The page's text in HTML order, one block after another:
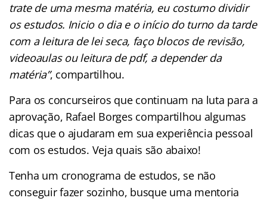
trate de uma mesma matéria, eu costumo dividir
os estudos. Inicio o dia e o início do turno da tarde
com a leitura de lei seca, faço blocos de revisão,
videoaulas ou leitura de pdf, a depender da
matéria”, compartilhou.
Para os concurseiros que continuam na luta para a
aprovação, Rafael Borges compartilhou algumas
dicas que o ajudaram em sua experiência pessoal
com os estudos. Veja quais são abaixo!
Tenha um cronograma de estudos, se não
conseguir fazer sozinho, busque uma mentoria